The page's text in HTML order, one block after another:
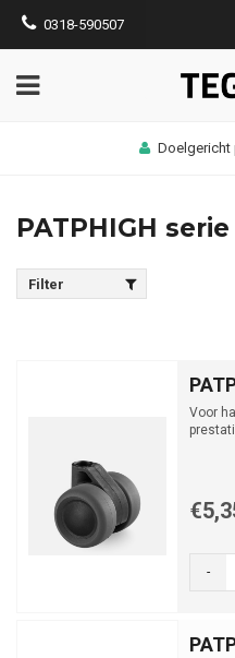
0318-590507
Doelgericht
PATPHIGH serie
Filter
Voor
-